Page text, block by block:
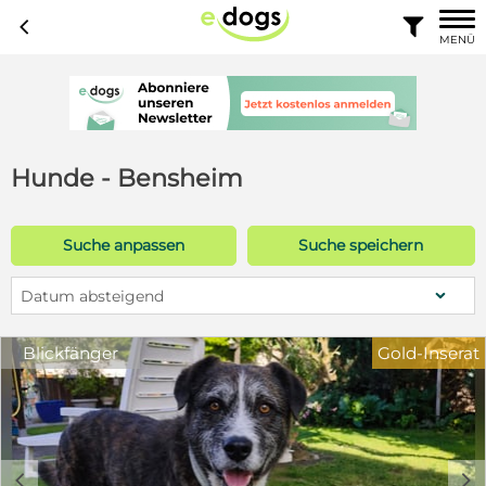
c 
MENÜ
Hunde - Bensheim
Suche anpassen Suche speichern
Datum absteigend
Blickfänger
c d
Gold-Inserat